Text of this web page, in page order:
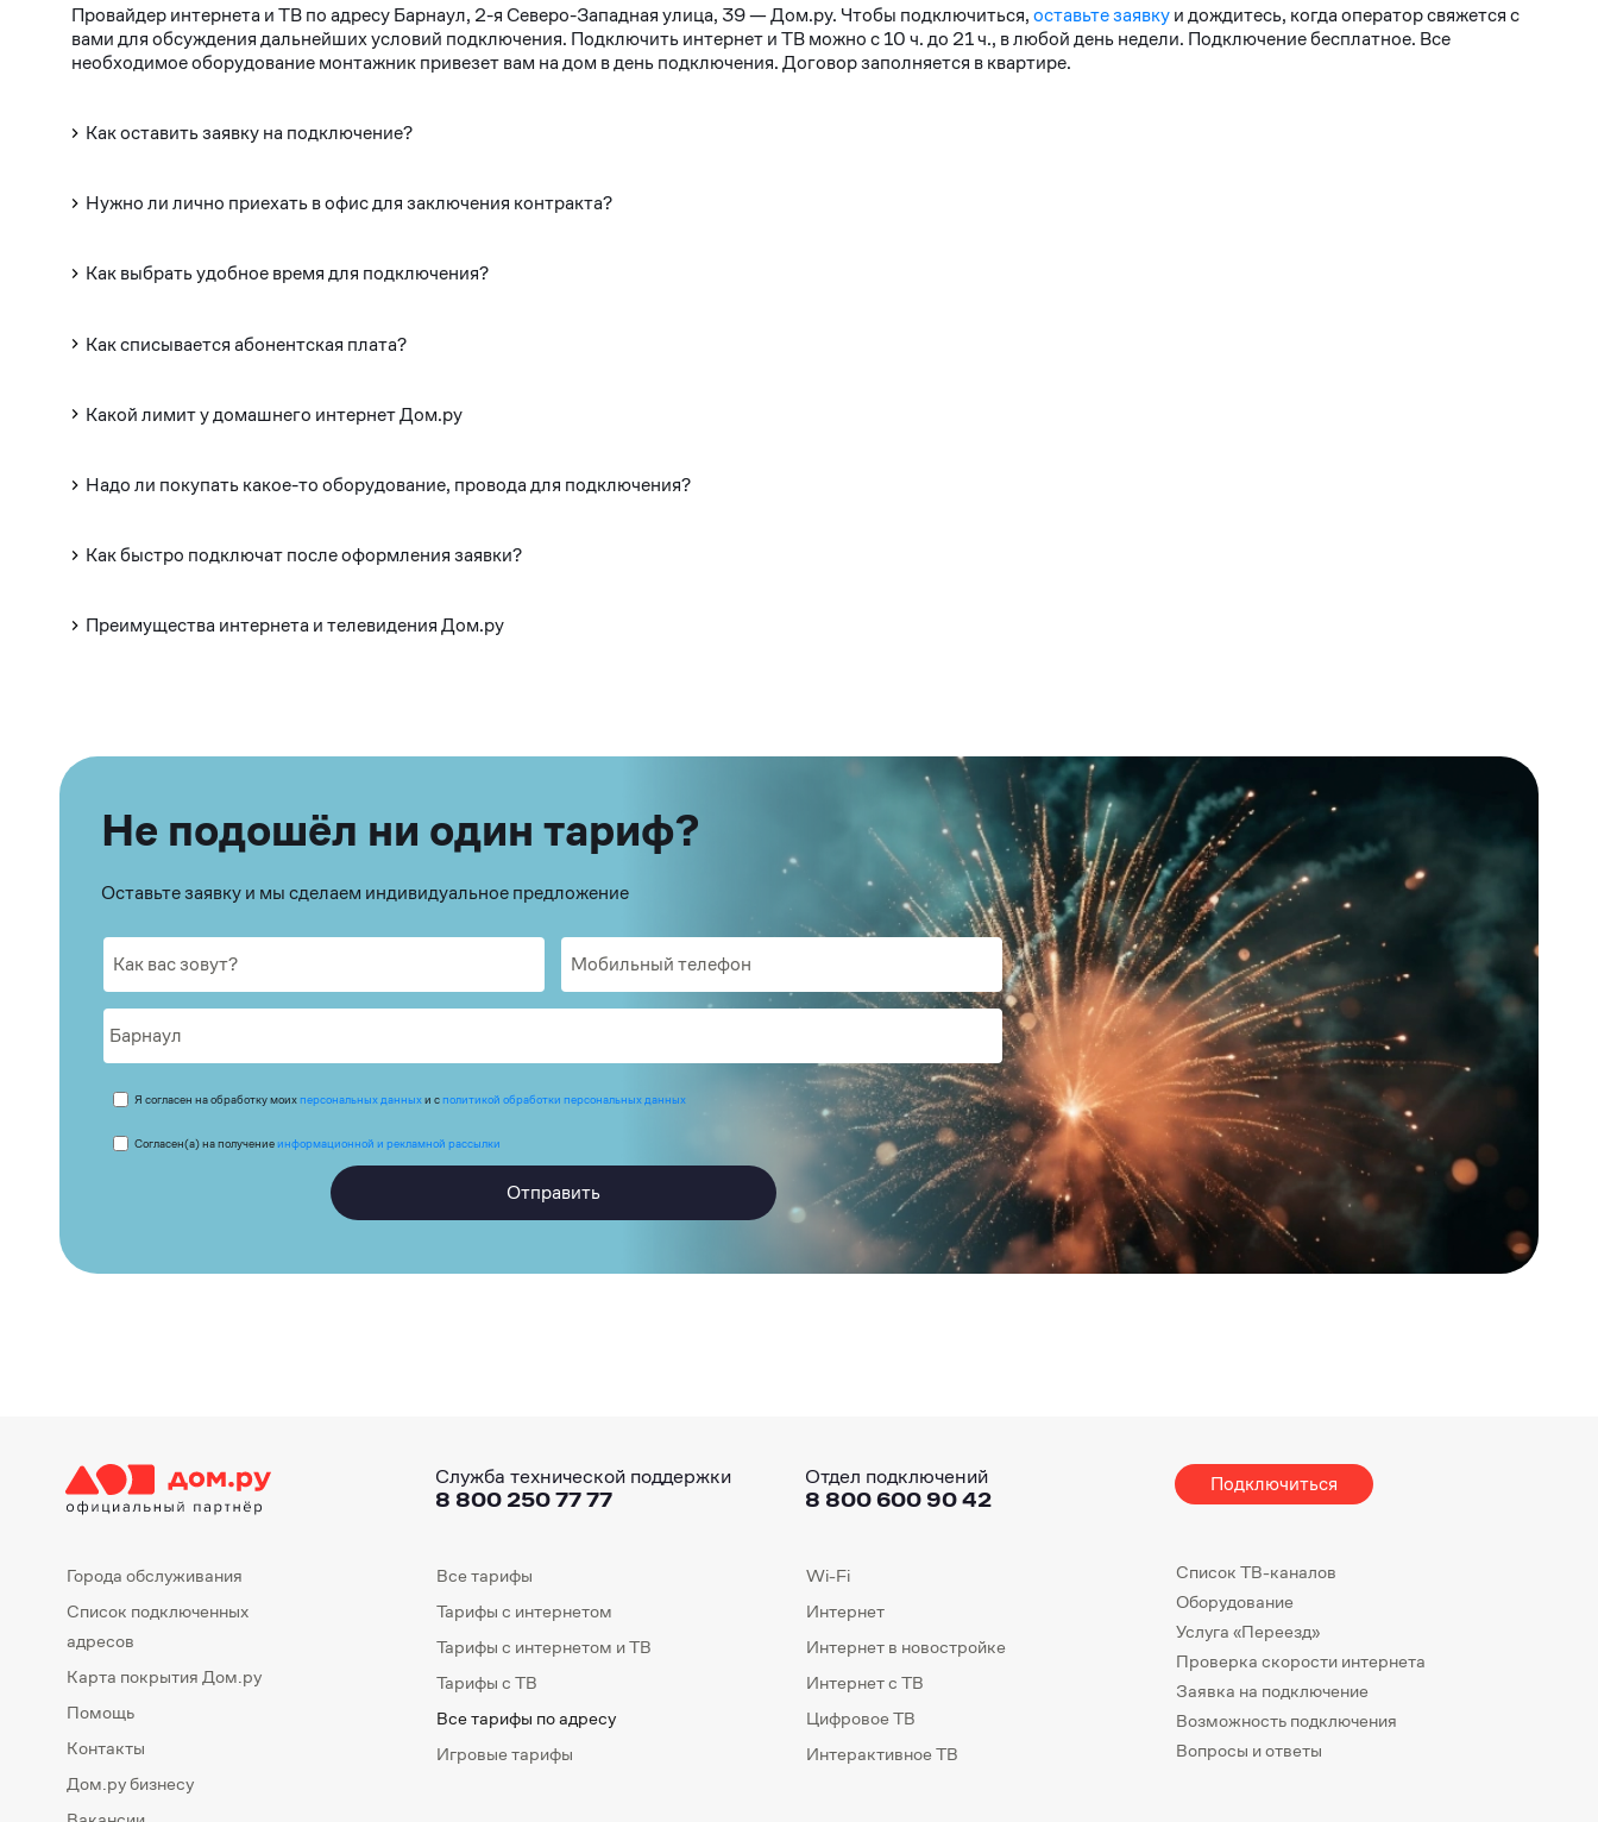
Провайдер интернета и ТВ по адресу Барнаул, 2-я Северо-Западная улица, 39 — Дом.ру. Чтобы подключиться,оставьте заявкуи дождитесь, когда оператор свяжется с
вами для обсуждения дальнейших условий подключения. Подключить интернет и ТВ можно с 10 ч. до 21 ч., в любой день недели. Подключение бесплатное. Все
необходимое оборудование монтажник привезет вам на дом в день подключения. Договор заполняется в квартире.
Как оставить заявку на подключение?
Нужно ли лично приехать в офис для заключения контракта?
Как выбрать удобное время для подключения?
Как списывается абонентская плата?
Какой лимит у домашнего интернет Дом.ру
Надо ли покупать какое-то оборудование, провода для подключения?
Как быстро подключат после оформления заявки?
Преимущества интернета и телевидения Дом.ру
Не подошёл ни один тариф?
Оставьте заявку и мы сделаем индивидуальное предложение
Я согласен на обработку моихперсональных данныхи сполитикой обработки персональных данных
Согласен(а) на получениеинформационной и рекламной рассылки
Отправить
Служба технической поддержки
8 800 250 77 77
Отдел подключений
8 800 600 90 42
Подключиться
Города обслуживания
Список подключенных
адресов
Карта покрытия Дом.ру
Помощь
Контакты
Дом.ру бизнесу
Все тарифы
Тарифы с интернетом
Тарифы с интернетом и ТВ
Тарифы с ТВ
Все тарифы по адресу
Игровые тарифы
Wi-Fi
Интернет
Интернет в новостройке
Интернет с ТВ
Цифровое ТВ
Интерактивное ТВ
Список ТВ-каналов
Оборудование
Услуга «Переезд»
Проверка скорости интернета
Заявка на подключение
Возможность подключения
Вопросы и ответы